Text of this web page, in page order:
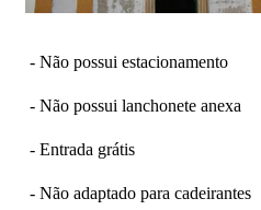
- Não possui estacionamento
- Não possui lanchonete anexa
- Entrada grátis
- Não adaptado para cadeirantes